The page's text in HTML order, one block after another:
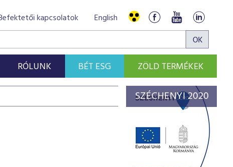
kapcsolatok English
RÓLUNK BÉT ESG ZÖLD TERMÉKEK
SZÉCHENYI 2020